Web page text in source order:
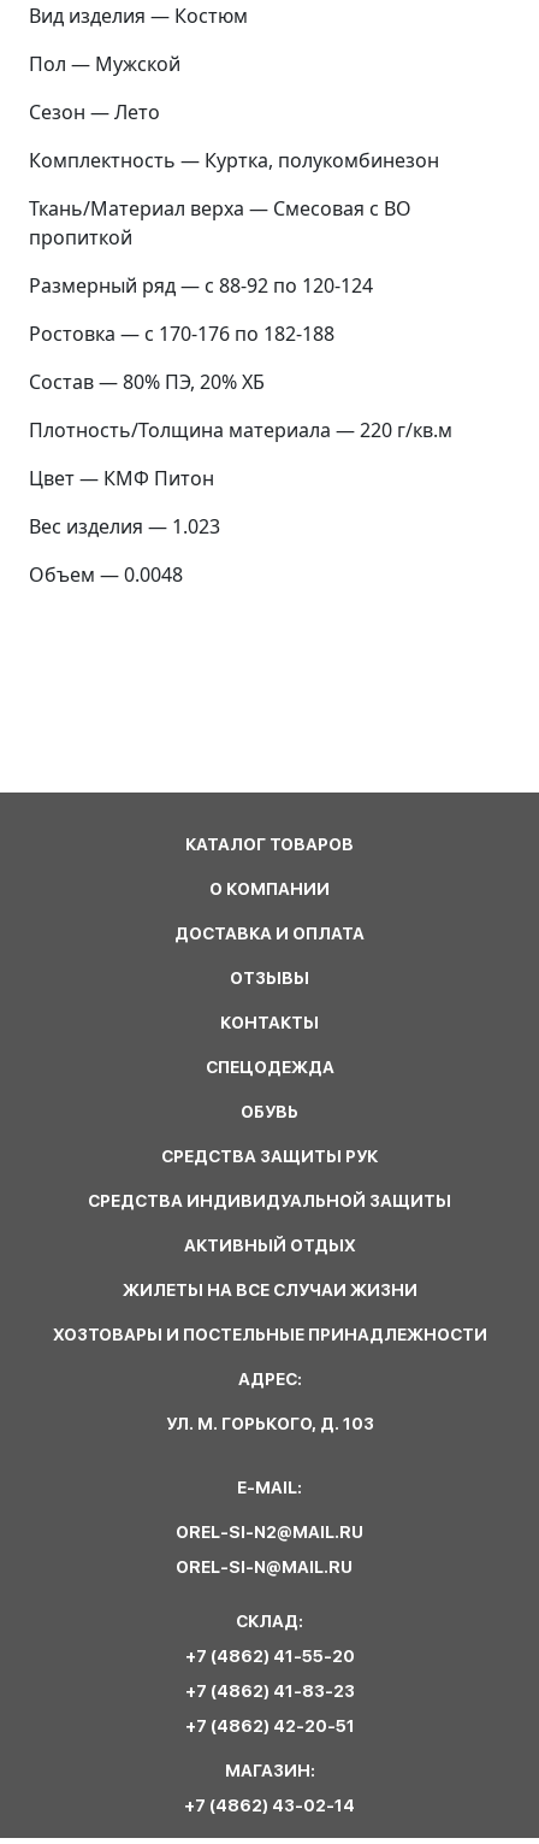
Вид изделия — Костюм
Пол — Мужской
Сезон — Лето
Комплектность — Куртка, полукомбинезон
Ткань/Материал верха — Смесовая с ВО
пропиткой
Размерный ряд — с 88-92 по 120-124
Ростовка — с 170-176 по 182-188
Состав — 80% ПЭ, 20% ХБ
Плотность/Толщина материала — 220 г/кв.м
Цвет — КМФ Питон
Вес изделия — 1.023
Объем — 0.0048
КАТАЛОГ ТОВАРОВ
О КОМПАНИИ
ДОСТАВКА И ОПЛАТА
ОТЗЫВЫ
КОНТАКТЫ
СПЕЦОДЕЖДА
ОБУВЬ
СРЕДСТВА ЗАЩИТЫ РУК
СРЕДСТВА ИНДИВИДУАЛЬНОЙ ЗАЩИТЫ
АКТИВНЫЙ ОТДЫХ
ЖИЛЕТЫ НА ВСЕ СЛУЧАИ ЖИЗНИ
ХОЗТОВАРЫ И ПОСТЕЛЬНЫЕ ПРИНАДЛЕЖНОСТИ
АДРЕС:
УЛ. М. ГОРЬКОГО, Д. 103
E-MAIL:
OREL-SI-N2@MAIL.RU
OREL-SI-N@MAIL.RU
СКЛАД:
+7 (4862) 41-55-20
+7 (4862) 41-83-23
+7 (4862) 42-20-51
МАГАЗИН:
+7 (4862) 43-02-14